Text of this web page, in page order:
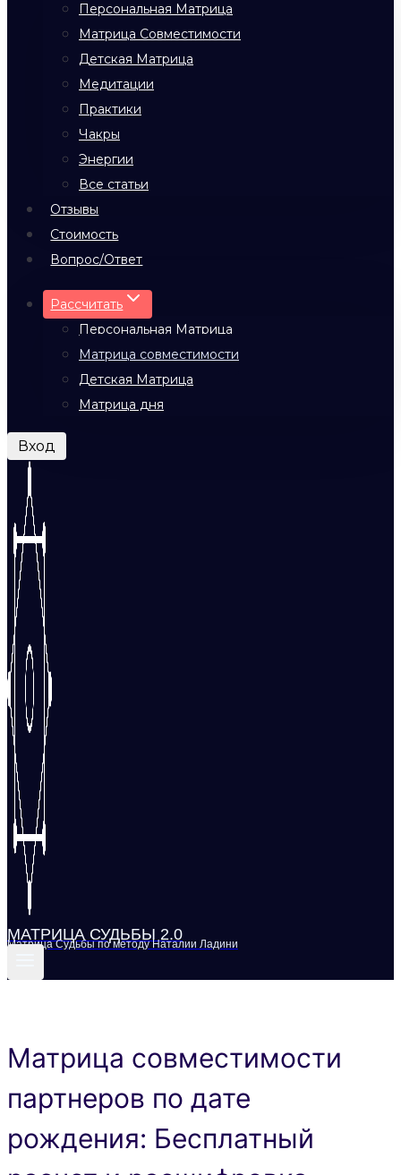
Персональная Матрица
Матрица Совместимости
Детская Матрица
Медитации
Практики
Чакры
Энергии
Все статьи
Отзывы
Стоимость
Вопрос/Ответ
Рассчитать
Персональная Матрица
Матрица совместимости
Детская Матрица
Матрица дня
Вход
МАТРИЦА СУДЬБЫ 2.0
Матрица Судьбы по методу Наталии Ладини
Матрица совместимости
партнеров по дате
рождения: Бесплатный